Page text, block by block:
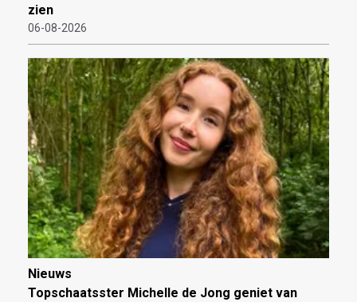
zien
06-08-2026
Nieuws
Topschaatsster Michelle de Jong geniet van